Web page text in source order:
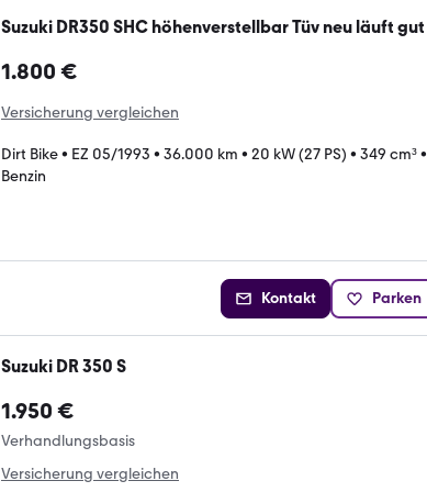
Suzuki DR350 SHC höhenverstellbar Tüv neu läuft gut
1.800 €
Versicherung vergleichen
Dirt Bike• EZ 05/1993 • 36.000 km • 20 kW (27 PS) • 349 cm³•
Benzin
Kontakt Parken
Suzuki DR 350 S
1.950 €
Verhandlungsbasis
Versicherung vergleichen